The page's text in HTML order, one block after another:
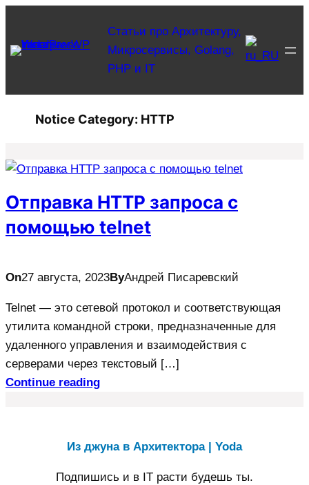
содержимому
Статьи про Архитектуру,
Микросервисы, Golang,
PHP и IT
Notice Category: HTTP
Отправка HTTP запроса с
помощью telnet
On27 августа, 2023ByАндрей Писаревский
Telnet — это сетевой протокол и соответствующая
утилита командной строки, предназначенные для
удаленного управления и взаимодействия с
серверами через текстовый […]
Continue reading
Из джуна в Архитектора | Yoda
Подпишись и в IT расти будешь ты.